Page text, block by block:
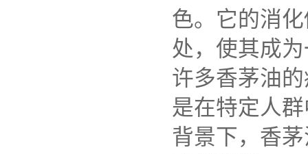
色。它的消
处，使其成
许多香茅油
是在特定人
背景下，香